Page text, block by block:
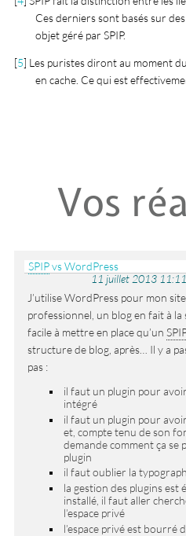
Ces derniers sont basés sur
objet géré par SPIP.
[5] Les puristes diront au moment
en cache. Ce qui est
Vos
SPIPvs WordPress
11 juillet 2013
J’utilise WordPress pour mon site
professionnel, un blog en fait à
facile à mettre en place qu’un SPIP
structure de blog, après… Il y a
pas :
il faut un plugin pour
intégré
il faut un plugin pour
et, compte tenu de son
demande comment ça se
plugin
il faut oublier la
la gestion des plugins est
installé, il faut aller
l’espace privé
l’espace privé est bourré